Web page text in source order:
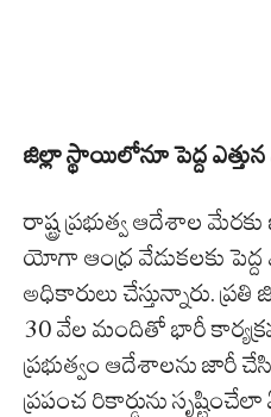
జిల్లా స్థాయిలోనూ పెద్ద ఎత్తున
రాష్ట్ర ప్రభుత్వ ఆదేశాల
యోగా ఆంధ్ర వేడుకలకు పెద్ద
అధికారులు చేస్తున్నారు.
30 వేల మందితో భారీ
ప్రభుత్వం ఆదేశాలను జారీ
ప్రపంచ రికార్డును